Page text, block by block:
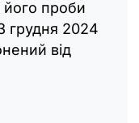
його проби
грудня 2024
від